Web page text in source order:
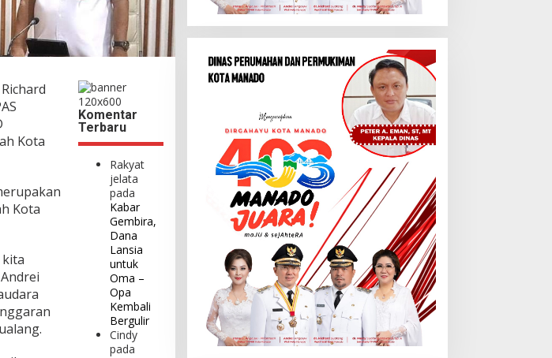
Kota
Kota
Komentar
Terbaru
Rakyat
jelata
pada
Kabar
Gembira,
Dana
Lansia
untuk
Oma –
Opa
Kembali
Bergulir
Cindy
pada